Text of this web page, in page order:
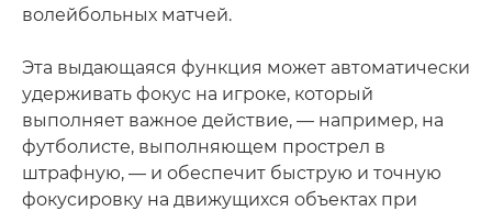
волейбольных матчей.
Эта выдающаяся функция может автоматически
удерживать фокус на игроке, который
выполняет важное действие, — например, на
футболисте, выполняющем прострел в
штрафную, — и обеспечит быструю и точную
фокусировку на движущихся объектах при